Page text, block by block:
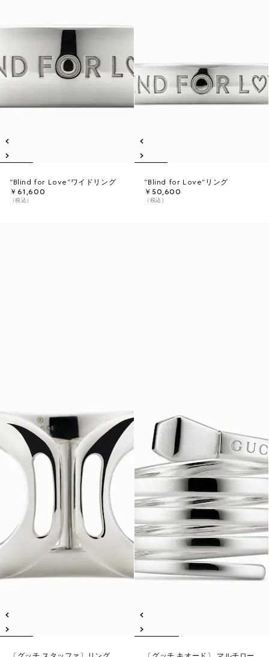
“Blind for Love”ワイドリング
￥61,600
（税込）
“Blind for Love”リング
￥50,600
（税込）